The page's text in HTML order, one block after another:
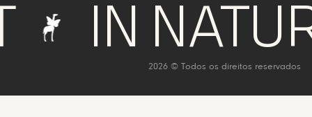
NATURE
2026 © Todos os direitos reservados